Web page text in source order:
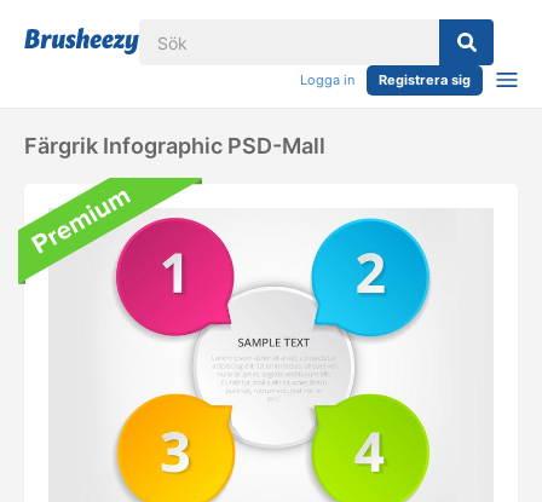
Logga in Registrera sig
Färgrik Infographic PSD-Mall